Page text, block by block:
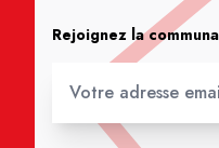
Rejoignez la